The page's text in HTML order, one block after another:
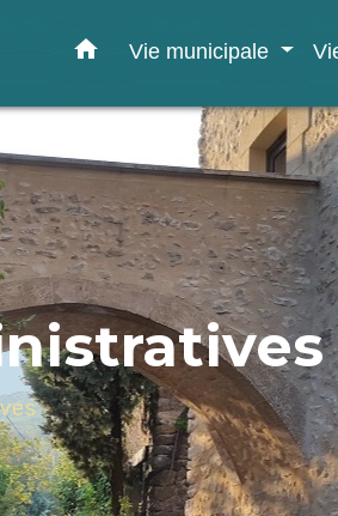
home Vie municipale